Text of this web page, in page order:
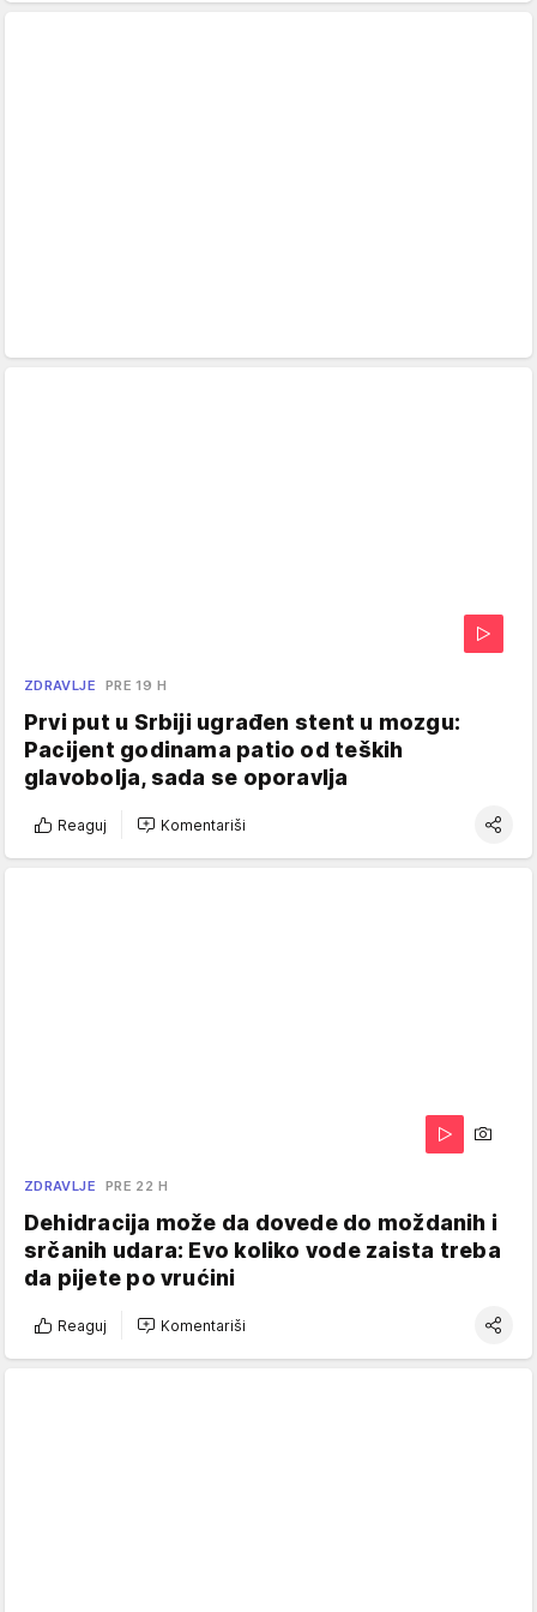
ZDRAVLJE PRE 19 H
Prvi put u Srbiji ugrađen stent u mozgu:
Pacijent godinama patio od teških
glavobolja, sada se oporavlja
Reaguj Komentariši
ZDRAVLJE PRE 22 H
Dehidracija može da dovede do moždanih i
srčanih udara: Evo koliko vode zaista treba
da pijete po vrućini
Reaguj Komentariši